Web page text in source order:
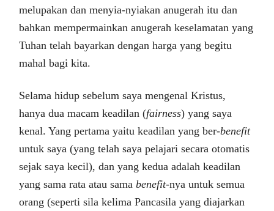
melupakan dan menyia-nyiakan anugerah itu dan
bahkan mempermainkan anugerah keselamatan yang
Tuhan telah bayarkan dengan harga yang begitu
mahal bagi kita.
Selama hidup sebelum saya mengenal Kristus,
hanya dua macam keadilan (fairness) yang saya
kenal. Yang pertama yaitu keadilan yang ber-benefit
untuk saya (yang telah saya pelajari secara otomatis
sejak saya kecil), dan yang kedua adalah keadilan
yang sama rata atau samabenefit-nya untuk semua
orang (seperti sila kelima Pancasila yang diajarkan